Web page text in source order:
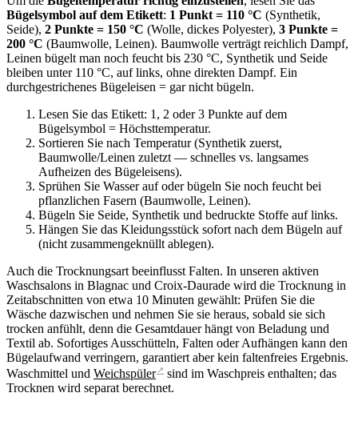
Bügelsymbol auf dem Etikett: 1 Punkt = 110 °C (Synthetik,
Seide), 2 Punkte = 150 °C (Wolle, dickes Polyester), 3 Punkte =
200 °C (Baumwolle, Leinen). Baumwolle verträgt reichlich Dampf,
Leinen bügelt man noch feucht bis 230 °C, Synthetik und Seide
bleiben unter 110 °C, auf links, ohne direkten Dampf. Ein
durchgestrichenes Bügeleisen = gar nicht bügeln.
Lesen Sie das Etikett: 1, 2 oder 3 Punkte auf dem
Bügelsymbol = Höchsttemperatur.
Sortieren Sie nach Temperatur (Synthetik zuerst,
Baumwolle/Leinen zuletzt — schnelles vs. langsames
Aufheizen des Bügeleisens).
Sprühen Sie Wasser auf oder bügeln Sie noch feucht bei
pflanzlichen Fasern (Baumwolle, Leinen).
Bügeln Sie Seide, Synthetik und bedruckte Stoffe auf links.
Hängen Sie das Kleidungsstück sofort nach dem Bügeln auf
(nicht zusammengeknüllt ablegen).
Auch die Trocknungsart beeinflusst Falten. In unseren aktiven
Waschsalons in Blagnac und Croix-Daurade wird die Trocknung in
Zeitabschnitten von etwa 10 Minuten gewählt: Prüfen Sie die
Wäsche dazwischen und nehmen Sie sie heraus, sobald sie sich
trocken anfühlt, denn die Gesamtdauer hängt von Beladung und
Textil ab. Sofortiges Ausschütteln, Falten oder Aufhängen kann den
Bügelaufwand verringern, garantiert aber kein faltenfreies Ergebnis.
Waschmittel und Weichspüler ↗ sind im Waschpreis enthalten; das
Trocknen wird separat berechnet.